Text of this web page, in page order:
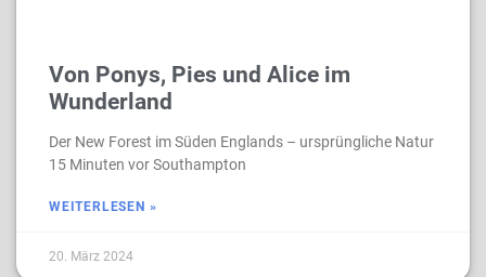
Von Ponys, Pies und Alice im
Wunderland
Der New Forest im Süden Englands – ursprüngliche Natur
15 Minuten vor Southampton
WEITERLESEN »
20. März 2024